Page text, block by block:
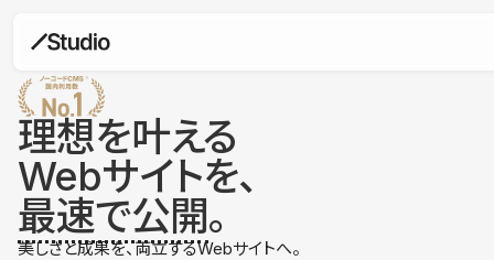
理想を叶える
Webサイトを、
最速で公開。
美しさと成果を、両立するWebサイトへ。